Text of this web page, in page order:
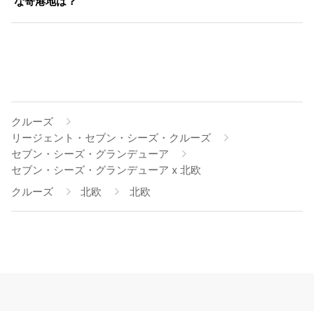
クルーズ
リージェント・セブン・シーズ・クルーズ
セブン・シーズ・グランデューア
セブン・シーズ・グランデューア x 北欧
クルーズ
北欧 北欧